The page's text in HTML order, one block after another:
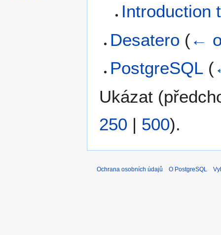
Introduction
Desatero (←
PostgreSQL (
Ukázat (
250 | 500).
Ochrana osobních údajů O PostgreSQL